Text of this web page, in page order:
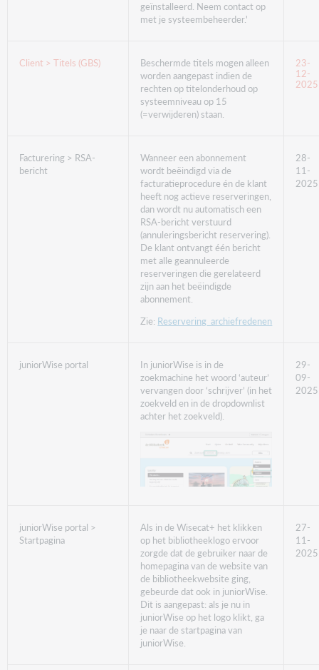
geïnstalleerd. Neem contact op
met je systeembeheerder.'
Client > Titels (GBS)
Beschermde titels mogen alleen
worden aangepast indien de
rechten op titelonderhoud op
systeemniveau op 15
(=verwijderen) staan.
23-
12-
2025
Facturering > RSA-
bericht
Wanneer een abonnement
wordt beëindigd via de
facturatieprocedure én de klant
heeft nog actieve reserveringen,
dan wordt nu automatisch een
RSA-bericht verstuurd
(annuleringsbericht reservering).
De klant ontvangt één bericht
met alle geannuleerde
reserveringen die gerelateerd
zijn aan het beëindigde
abonnement.
Zie: Reservering_archiefredenen
28-
11-
2025
juniorWise portal
In juniorWise is in de
zoekmachine het woord ‘auteur’
vervangen door ‘schrijver’ (in het
zoekveld en in de dropdownlist
achter het zoekveld).
29-
09-
2025
juniorWise portal >
Startpagina
Als in de Wisecat+ het klikken
op het bibliotheeklogo ervoor
zorgde dat de gebruiker naar de
homepagina van de website van
de bibliotheekwebsite ging,
gebeurde dat ook in juniorWise.
Dit is aangepast: als je nu in
juniorWise op het logo klikt, ga
je naar de startpagina van
juniorWise.
27-
11-
2025